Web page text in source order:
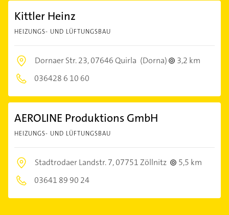
Kittler Heinz
HEIZUNGS- UND LÜFTUNGSBAU
Dornaer Str. 23,07646 Quirla (Dorna)
3,2 km
036428 6 10 60
AEROLINE Produktions GmbH
HEIZUNGS- UND LÜFTUNGSBAU
Stadtrodaer Landstr. 7,07751 Zöllnitz
5,5 km
03641 89 90 24